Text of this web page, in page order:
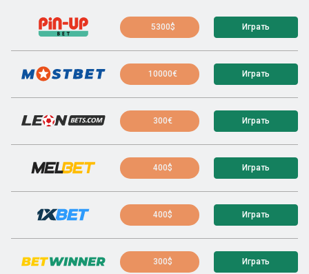
5300$ Играть
10000€ Играть
300€ Играть
400$ Играть
400$ Играть
300$ Играть